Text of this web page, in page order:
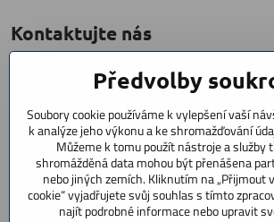
Kontaktujte nás
CYCLESTAR s​.r​.o​.
Praha 5 Radotín
153 00
+420 602 856 404
+420 723 603 807
servis
Předvolby
Soubory cookie používáme k vylepšení vaší
k analýze jeho výkonu a ke shromažďování
Můžeme k tomu použít nástroje a služby
shromážděná data mohou být přenášena
nebo jiných zemích. Kliknutím na „Přijmout
cookie“ vyjadřujete svůj souhlas s tímto
najít podrobné informace nebo upravit